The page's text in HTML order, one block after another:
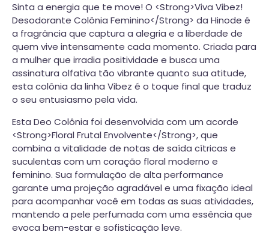
Sinta a energia que te move! O <Strong>Viva Vibez!
Desodorante Colônia Feminino</Strong> da Hinode é
a fragrância que captura a alegria e a liberdade de
quem vive intensamente cada momento. Criada para
a mulher que irradia positividade e busca uma
assinatura olfativa tão vibrante quanto sua atitude,
esta colônia da linha Vibez é o toque final que traduz
o seu entusiasmo pela vida.
Esta Deo Colônia foi desenvolvida com um acorde
<Strong>Floral Frutal Envolvente</Strong>, que
combina a vitalidade de notas de saída cítricas e
suculentas com um coração floral moderno e
feminino. Sua formulação de alta performance
garante uma projeção agradável e uma fixação ideal
para acompanhar você em todas as suas atividades,
mantendo a pele perfumada com uma essência que
evoca bem-estar e sofisticação leve.